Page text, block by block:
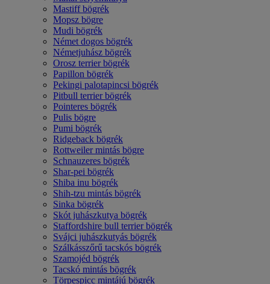
Mastiff bögrék
Mopsz bögre
Mudi bögrék
Német dogos bögrék
Németjuhász bögrék
Orosz terrier bögrék
Papillon bögrék
Pekingi palotapincsi bögrék
Pitbull terrier bögrék
Pointeres bögrék
Pulis bögre
Pumi bögrék
Ridgeback bögrék
Rottweiler mintás bögre
Schnauzeres bögrék
Shar-pei bögrék
Shiba inu bögrék
Shih-tzu mintás bögrék
Sinka bögrék
Skót juhászkutya bögrék
Staffordshire bull terrier bögrék
Svájci juhászkutyás bögrék
Szálkásszőrű tacskós bögrék
Szamojéd bögrék
Tacskó mintás bögrék
Törpespicc mintájú bögrék